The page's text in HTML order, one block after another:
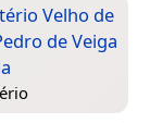
Velho de
de Veiga